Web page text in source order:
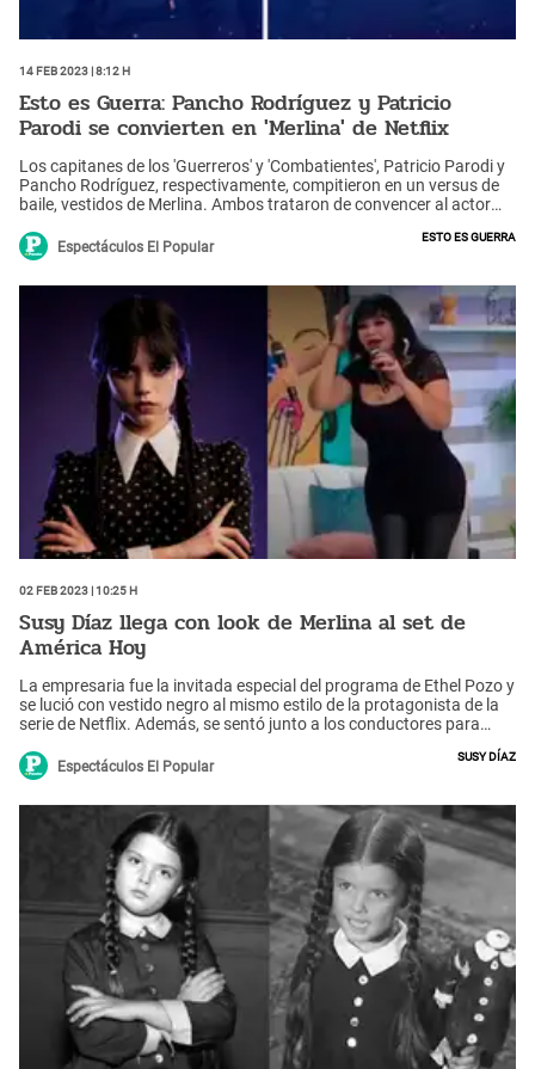
14 Feb 2023 | 8:12 h
Esto es Guerra: Pancho Rodríguez y Patricio
Parodi se convierten en 'Merlina' de Netflix
Los capitanes de los 'Guerreros' y 'Combatientes', Patricio Parodi y
Pancho Rodríguez, respectivamente, compitieron en un versus de
baile, vestidos de Merlina. Ambos trataron de convencer al actor
Espectáculos El Popular
Esto es guerra
02 Feb 2023 | 10:25 h
Susy Díaz llega con look de Merlina al set de
América Hoy
La empresaria fue la invitada especial del programa de Ethel Pozo y
se lució con vestido negro al mismo estilo de la protagonista de la
serie de Netflix. Además, se sentó junto a los conductores para
infieles.Espectáculos El Popular
Susy Díaz